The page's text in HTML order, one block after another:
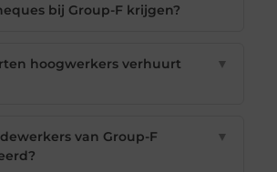
bij Group-F krijgen?
hoogwerkers verhuurt
▼
van Group-F
▼